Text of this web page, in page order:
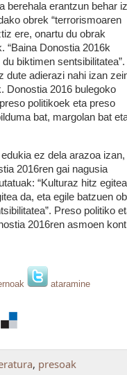
berehala erantzun behar
obrek “terrorismoaren
ere, onartu du obrak
“Baina Donostia 2016k
biktimen sentsibilitatea”.
dute adierazi nahi izan
Donostia 2016 bulegoko
politikoek eta preso
bat, margolan bat
ez dela arazoa izan,
2016ren gai nagusia
“Kulturaz hitz egitea
da, eta egile batzuen
Preso politiko
2016ren asmoen
ataramine
, presoak